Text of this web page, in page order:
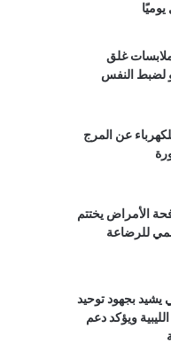
غلق
لضبط النفس
عن المرج
الأمراض يختتم
للرضاعة
يشيد بجهود توحيد
ويؤكد دعم